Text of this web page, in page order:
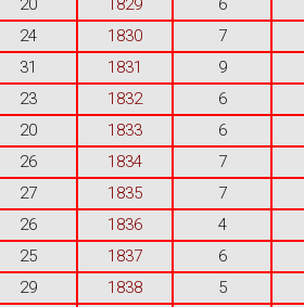
20 1829 6
24 1830 7
31 1831 9
23 1832 6
20 1833 6
26 1834 7
27 1835 7
26 1836 4
25 1837 6
29 1838 5